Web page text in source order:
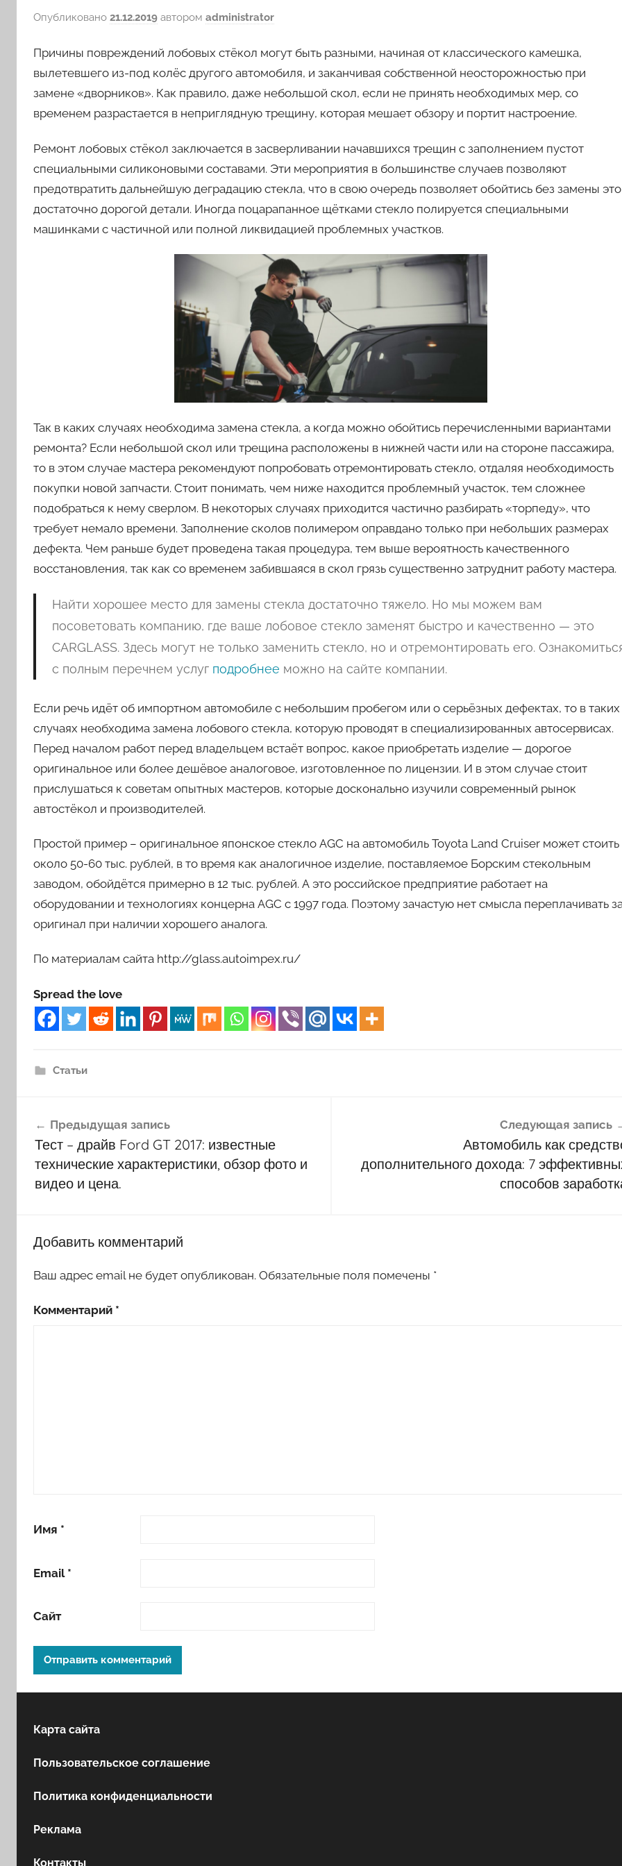
Опубликовано 21.12.2019 автором administrator
Причины повреждений лобовых стёкол могут быть разными, начиная от классического камешка,
вылетевшего из-под колёс другого автомобиля, и заканчивая собственной неосторожностью при
замене «дворников». Как правило, даже небольшой скол, если не принять необходимых мер, со
временем разрастается в неприглядную трещину, которая мешает обзору и портит настроение.
Ремонт лобовых стёкол заключается в засверливании начавшихся трещин с заполнением пустот
специальными силиконовыми составами. Эти мероприятия в большинстве случаев позволяют
предотвратить дальнейшую деградацию стекла, что в свою очередь позволяет обойтись без замены
достаточно дорогой детали. Иногда поцарапанное щётками стекло полируется специальными
машинками с частичной или полной ликвидацией проблемных участков.
Так в каких случаях необходима замена стекла, а когда можно обойтись перечисленными вариантами
ремонта? Если небольшой скол или трещина расположены в нижней части или на стороне пассажира,
то в этом случае мастера рекомендуют попробовать отремонтировать стекло, отдаляя необходимость
покупки новой запчасти. Стоит понимать, чем ниже находится проблемный участок, тем сложнее
подобраться к нему сверлом. В некоторых случаях приходится частично разбирать «торпеду», что
требует немало времени. Заполнение сколов полимером оправдано только при небольших размерах
дефекта. Чем раньше будет проведена такая процедура, тем выше вероятность качественного
восстановления, так как со временем забившаяся в скол грязь существенно затруднит работу мастера.
Найти хорошее место для замены стекла достаточно тяжело. Но мы можем вам
посоветовать компанию, где ваше лобовое стекло заменят быстро и качественно — это
CARGLASS. Здесь могут не только заменить стекло, но и отремонтировать его.
с полным перечнем услуг подробнее можно на сайте компании.
Если речь идёт об импортном автомобиле с небольшим пробегом или о серьёзных дефектах, то в таких
случаях необходима замена лобового стекла, которую проводят в специализированных автосервисах.
Перед началом работ перед владельцем встаёт вопрос, какое приобретать изделие — дорогое
оригинальное или более дешёвое аналоговое, изготовленное по лицензии. И в этом случае стоит
прислушаться к советам опытных мастеров, которые досконально изучили современный рынок
автостёкол и производителей.
Простой пример – оригинальное японское стекло AGC на автомобиль Toyota Land Cruiser может стоить
около 50-60 тыс. рублей, в то время как аналогичное изделие, поставляемое Борским стекольным
заводом, обойдётся примерно в 12 тыс. рублей. А это российское предприятие работает на
оборудовании и технологиях концерна AGC с 1997 года. Поэтому зачастую нет смысла переплачивать
оригинал при наличии хорошего аналога.
По материалам сайта http://glass.autoimpex.ru/
Spread the love
Статьи
по
записям
Предыдущая запись
Тест – драйв Ford GT 2017: известные
технические характеристики, обзор фото и
видео и цена.
Следующая запись
Автомобиль как
дополнительного дохода: 7
способов
Добавить комментарий
Ваш адрес email не будет опубликован. Обязательные поля помечены *
Комментарий *
Имя *
Email *
Сайт
Карта сайта
Пользовательское соглашение
Политика конфиденциальности
Реклама
Контакты